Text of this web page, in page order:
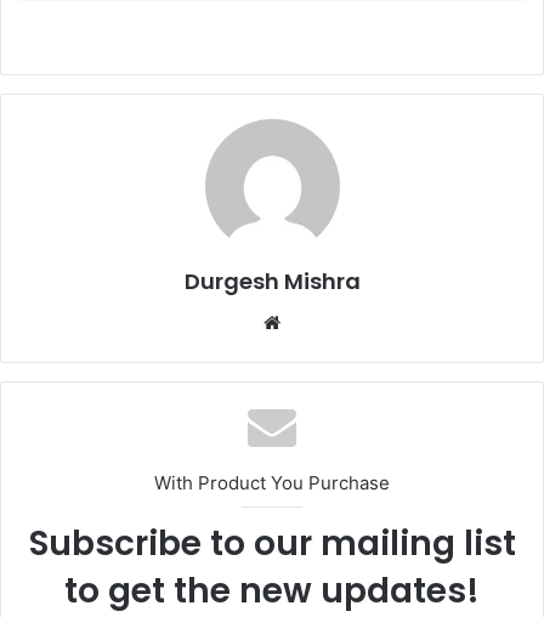
Durgesh Mishra
Website
With Product You Purchase
Subscribe to our mailing list
to get the new updates!